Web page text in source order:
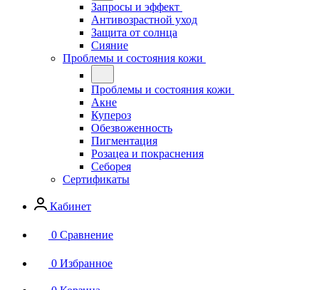
Запросы и эффект
Антивозрастной уход
Защита от солнца
Сияние
Проблемы и состояния кожи
Проблемы и состояния кожи
Акне
Купероз
Обезвоженность
Пигментация
Розацеа и покраснения
Себорея
Сертификаты
Кабинет
0 Сравнение
0 Избранное